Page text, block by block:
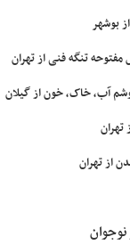
بوشهر
تنگه فنی از تهران
آب، خاک، خون از گیلان
از تهران